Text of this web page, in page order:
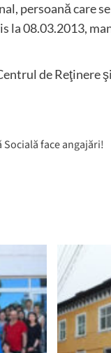
persoană care
la 08.03.2013,
de Reţinere
face angajări!